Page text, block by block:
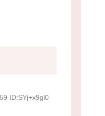
ID:SYj+x9gl0